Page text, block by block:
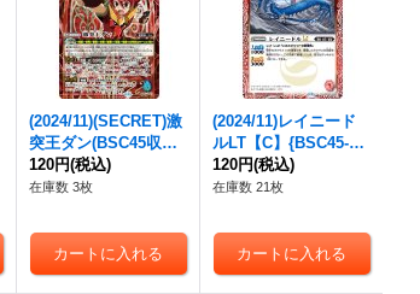
(2024/11)(SECRET)激
突王ダン(BSC45収録)
【-】{BS47-CP07}
《赤》
120円(税込)
在庫数 3枚
(2024/11)レイニード
ルLT【C】{BSC45-00
2}《赤》
120円(税込)
在庫数 21枚